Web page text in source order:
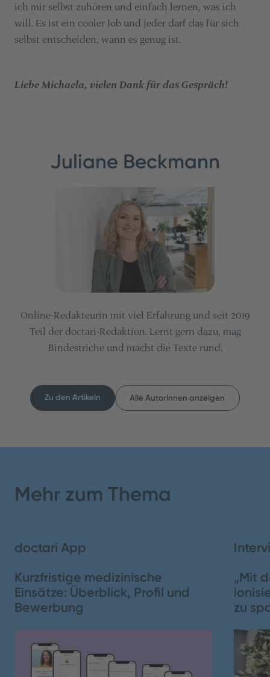
ich mir selbst zuhören und einfach lernen, was ich
will. Es ist ein cooler Job und jeder darf das für sich
selbst entscheiden, wann es genug ist.
Liebe Michaela, vielen Dank für das Gespräch!
Juliane Beckmann
Online-Redakteurin mit viel Erfahrung und seit 2019
Teil der doctari-Redaktion. Lernt gern dazu, mag
Bindestriche und macht die Texte rund.
Zu den Artikeln Alle AutorInnen anzeigen
Mehr zum Thema
doctari App
Kurzfristige medizinische
Einsätze: Überblick, Profil und
Bewerbung
„Mit
zu